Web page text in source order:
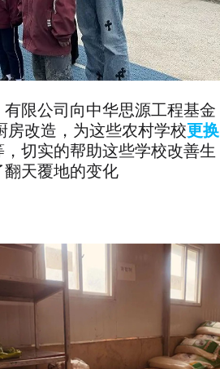
限公司向中华思源工程基金
房改造，为这些农村学校更换
，切实的帮助这些学校改善生
天覆地的变化